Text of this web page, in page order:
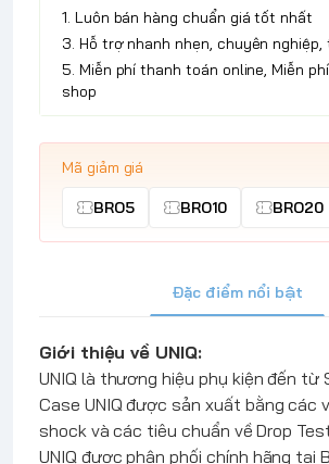
1. Luôn bán hàng chuẩn giá tốt nhất
3. Hỗ trợ nhanh nhẹn, chuyên nghiệp,
5. Miễn phí thanh toán online, Miễn
shop
Mã giảm giá
BRO5 BRO10 BRO20
Đặc điểm nổi bật
Giới thiệu về UNIQ:
UNIQ là thương hiệu phụ kiện đến từ
Case UNIQđược sản xuất bằng các
shock và các tiêu chuẩn về Drop
UNIQ được phân phối chính hãng tại